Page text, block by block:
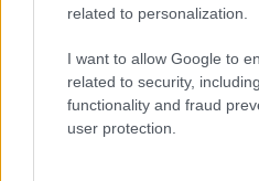
related to personalization.
I want to allow Google to
related to security,
functionality and fraud
user protection.